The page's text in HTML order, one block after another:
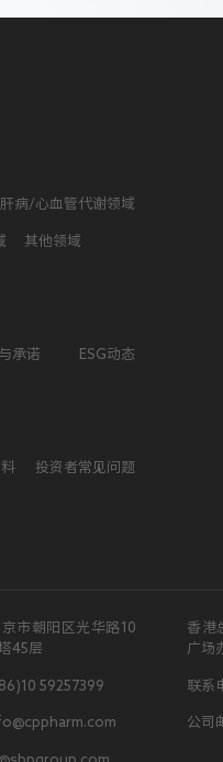
肝病/心血管代谢领域
其他领域
承诺 ESG动态
投资者常见问题
市朝阳区光华路10
45层
59257399
香港
广场
联系
公司